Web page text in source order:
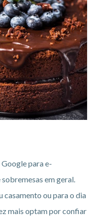
para e-
em geral.
casamento ou para o dia
mais optam por confiar